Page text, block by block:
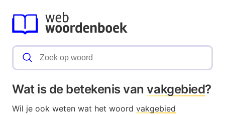
Wat is de betekenis vanvakgebied?
Wil je ook weten wat het woord vakgebied